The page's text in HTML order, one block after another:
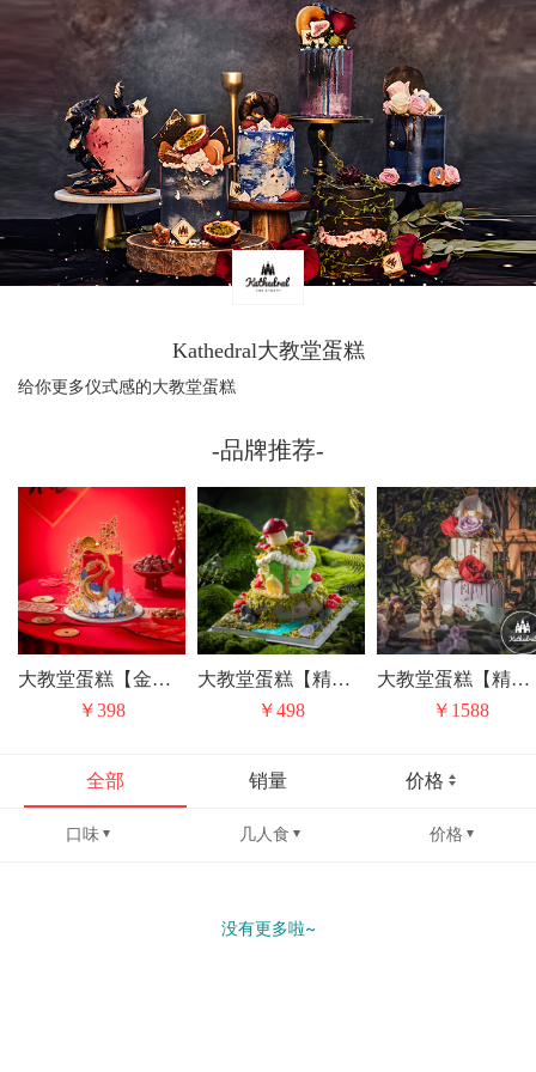
Kathedral大教堂蛋糕
给你更多仪式感的大教堂蛋糕
-品牌推荐-
大教堂蛋糕【金蛇献瑞】创意芝士奶油艺术生日蛋糕北京同城配送
￥398
大教堂蛋糕【精灵旅社】创意芝士奶油艺术生日蛋糕北京同城配送
￥498
大教堂蛋糕【精灵的摇篮曲】生日蛋糕鲜花蛋糕艺术蛋糕北京同城配
￥1588
全部 销量 价格
口味 几人食 价格
没有更多啦~